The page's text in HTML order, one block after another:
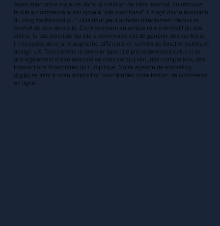
Autre alternative majeure dans la création de sites internet, on retrouve
le site e-commerce aussi appelé "site marchand". Il s'agit d'une évolution
du blog traditionnel où l'utilisateur peut acheter directement depuis le
confort de son domicile. Contrairement au simple rôle informatif du site
vitrine, le but principal du site e-commerce est de générer des ventes et
il nécessite donc une approche différente en termes de fonctionnalités et
design UX. Tout comme le premier type cité précédemment celui-ci se
doit également d’être responsive mais surtout sécurisé compte tenu des
transactions financières qu’il implique. Notre agence de marketing
digital se tient à votre disposition pour étudier votre besoin de commerce
en ligne.